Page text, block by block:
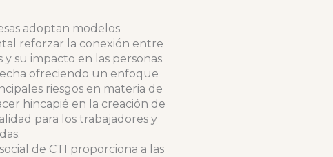
adoptan modelos
reforzar la conexión entre
y su impacto en las personas.
ofreciendo un enfoque
riesgos en materia de
hincapié en la creación de
para los trabajadores y
de CTI proporciona a las